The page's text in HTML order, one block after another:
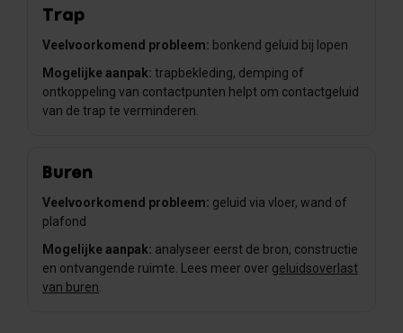
Trap
Veelvoorkomend probleem: bonkend geluid bij lopen
Mogelijke aanpak: trapbekleding, demping of
ontkoppeling van contactpunten helpt om contactgeluid
van de trap te verminderen.
Buren
Veelvoorkomend probleem: geluid via vloer, wand of
plafond
Mogelijke aanpak: analyseer eerst de bron, constructie
en ontvangende ruimte. Lees meer over geluidsoverlast
van buren